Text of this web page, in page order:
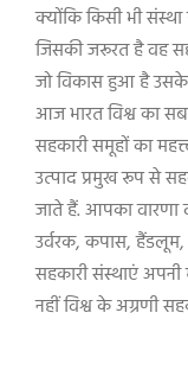
क्योंकि किसी भी
जिसकी जरूरत है वह
जो विकास हुआ है उसके
आज भारत विश्व का
सहकारी समूहों का
उत्पाद प्रमुख रूप से
जाते हैं. आपका
उर्वरक,कपास,हैंडलूम,
सहकारी संस्थाएं अपनी
नहीं विश्व के अग्रणी